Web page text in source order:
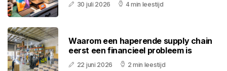
30 juli 2026 4 min leestijd
Waarom een haperende supply chain
eerst een financieel probleem is
22 juni 2026 2 min leestijd